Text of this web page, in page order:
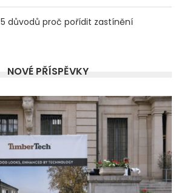
5 důvodů proč pořídit zastínění
NOVÉ PŘÍSPĚVKY